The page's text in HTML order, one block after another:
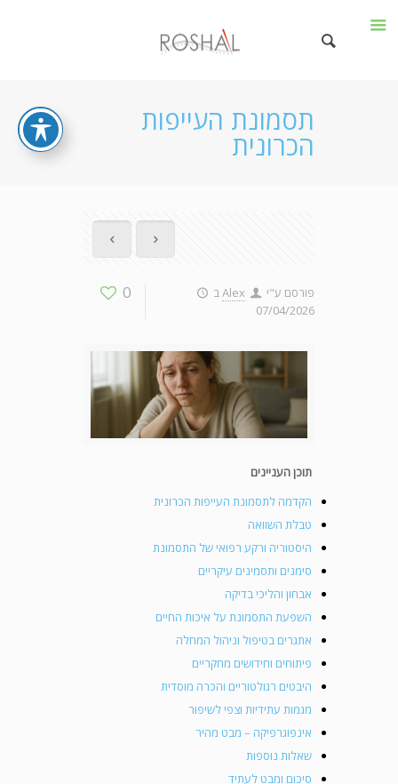
תסמונת העייפות
הכרונית
0 פורסם ע"י Alexב
07/04/2026
תוכן העניינים
הקדמה לתסמונת העייפות הכרונית
טבלת השוואה
היסטוריה ורקע רפואי של התסמונת
סימנים ותסמינים עיקריים
אבחון והליכי בדיקה
השפעת התסמונת על איכות החיים
אתגרים בטיפול וניהול המחלה
פיתוחים וחידושים מחקריים
היבטים רגולטוריים והכרה מוסדית
מגמות עתידיות וצפי לשיפור
אינפוגרפיקה – מבט מהיר
שאלות נוספות
סיכום ומבט לעתיד